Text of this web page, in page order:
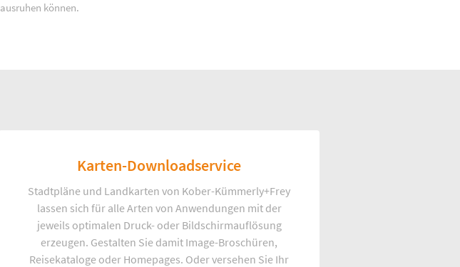
können.
Karten-Downloadservice
Stadtpläne und Landkarten von Kober-Kümmerly+Frey
lassen sich für alle Arten von Anwendungen mit der
jeweils optimalen Druck- oder Bildschirmauflösung
erzeugen. Gestalten Sie damit Image-Broschüren,
Reisekataloge oder Homepages. Oder versehen Sie Ihr